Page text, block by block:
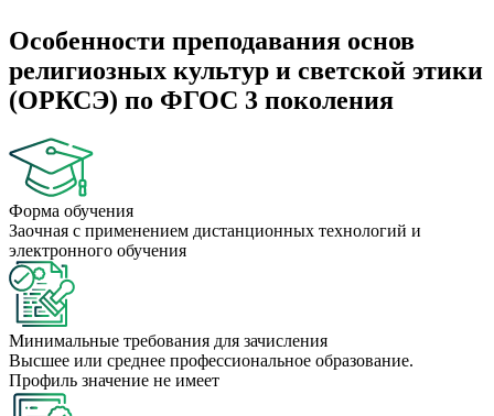
Особенности преподавания основ
религиозных культур и светской этики
(ОРКСЭ) по ФГОС 3 поколения
Форма обучения
Заочная с применением дистанционных технологий и
электронного обучения
Минимальные требования для зачисления
Высшее или среднее профессиональное образование.
Профиль значение не имеет